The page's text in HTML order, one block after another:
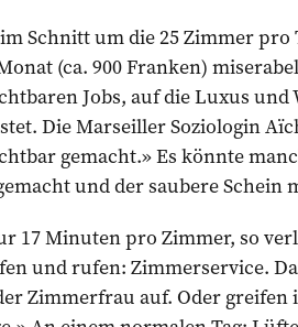
Schnitt um die 25 Zimmer
(ca. 900 Franken)
Jobs, auf die Luxus
Die Marseiller Soziologin
gemacht.» Es könnte
und der saubere
17 Minuten pro Zimmer, so
und rufen: Zimmerservice.
Zimmerfrau auf. Oder greifen